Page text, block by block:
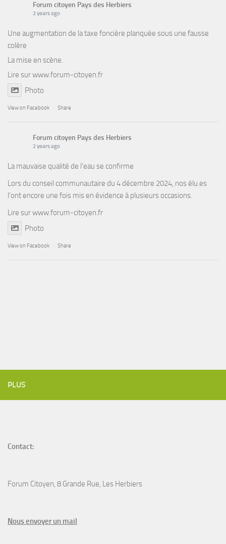
Forum citoyen Pays des Herbiers
2 years ago
Une augmentation de la taxe foncière planquée sous une fausse
colère
La mise en scène.
Lire surwww.forum-citoyen.fr
Photo
View on Facebook · Share
Forum citoyen Pays des Herbiers
2 years ago
La mauvaise qualité de l’eau se confirme
Lors du conseil communautaire du 4 décembre 2024, nos élu.es
l’ont encore une fois mis en évidence à plusieurs occasions.
Lire surwww.forum-citoyen.fr
Photo
View on Facebook · Share
PLUS
Contact:
Forum Citoyen, 8 Grande Rue, Les Herbiers
Nous envoyer un mail